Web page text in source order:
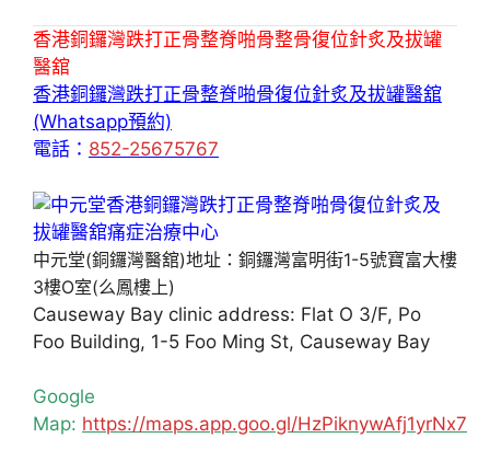
香港銅鑼灣跌打正骨整脊啪骨整骨復位針炙及拔罐
醫舘
香港銅鑼灣跌打正骨整脊啪骨復位針炙及拔罐醫舘
(Whatsapp預約)
電話： 852-25675767
中元堂(銅鑼灣醫舘)地址：銅鑼灣富明街1-5號寶富大樓
3樓O室(么鳳樓上)
Causeway Bay clinic address: Flat O 3/F, Po
Foo Building, 1-5 Foo Ming St, Causeway Bay
Google
Map: https://maps.app.goo.gl/HzPiknywAfj1yrNx7